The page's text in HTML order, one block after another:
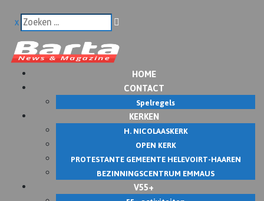
x
HOME
CONTACT
Spelregels
KERKEN
H. NICOLAASKERK
OPEN KERK
PROTESTANTE GEMEENTE HELEVOIRT-HAAREN
BEZINNINGSCENTRUM EMMAUS
V55+